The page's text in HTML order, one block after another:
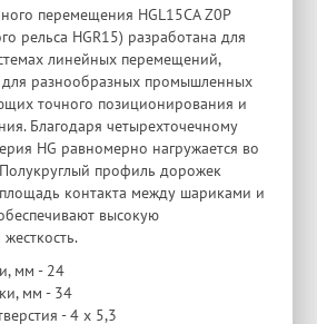
перемещения HGL15CA Z0P
рельса HGR15) разработана для
линейных перемещений,
разнообразных промышленных
точного позиционирования и
Благодаря четырехточечному
HG равномерно нагружается во
профиль дорожек
контакта между шариками и
высокую
мм - 24
мм - 34
- 4 х 5,3